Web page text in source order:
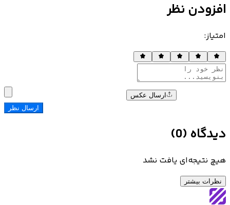
افزودن نظر
امتیاز:
ارسال عکس
ارسال نظر
دیدگاه (
0
)
هیچ نتیجه‌ای یافت نشد
نظرات بیشتر